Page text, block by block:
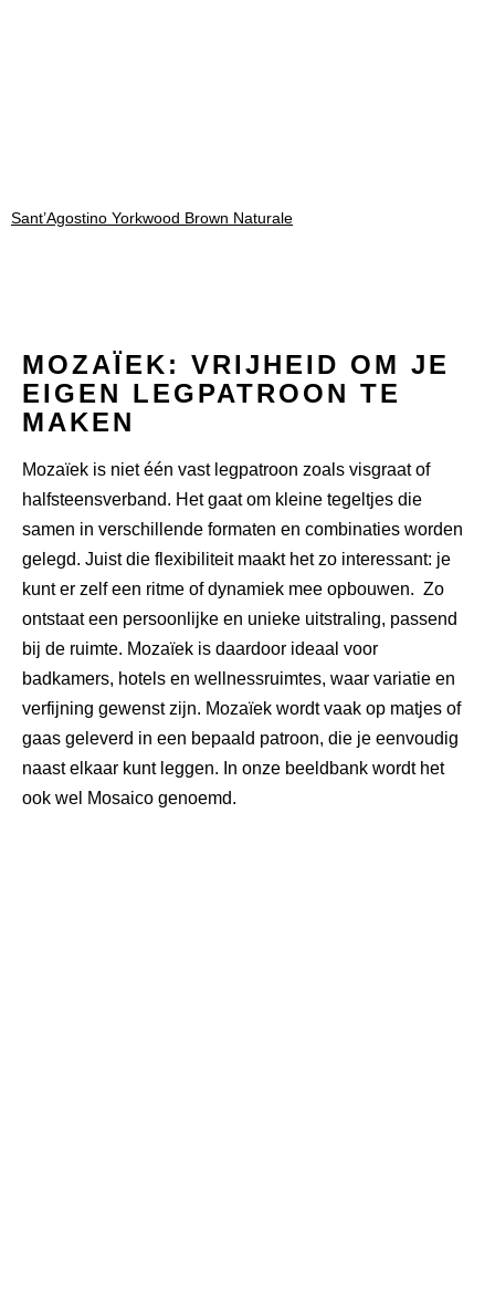
Sant’Agostino Yorkwood Brown Naturale
MOZAÏEK: VRIJHEID OM JE
EIGEN LEGPATROON TE
MAKEN
Mozaïek is niet één vast legpatroon zoals visgraat of
halfsteensverband. Het gaat om kleine tegeltjes die
samen in verschillende formaten en combinaties worden
gelegd. Juist die flexibiliteit maakt het zo interessant: je
kunt er zelf een ritme of dynamiek mee opbouwen. Zo
ontstaat een persoonlijke en unieke uitstraling, passend
bij de ruimte. Mozaïek is daardoor ideaal voor
badkamers, hotels en wellnessruimtes, waar variatie en
verfijning gewenst zijn. Mozaïek wordt vaak op matjes of
gaas geleverd in een bepaald patroon, die je eenvoudig
naast elkaar kunt leggen. In onze beeldbank wordt het
ook wel Mosaico genoemd.